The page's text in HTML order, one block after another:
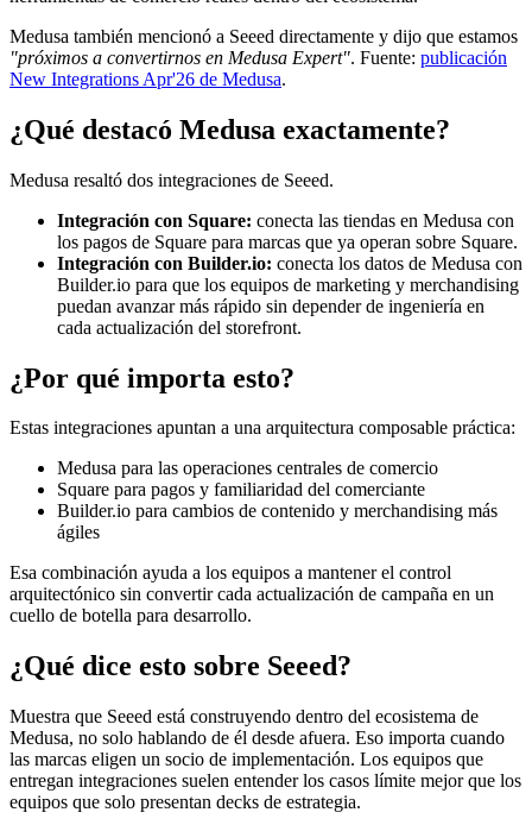
Medusa también mencionó a Seeed directamente y dijo que estamos
"próximos a convertirnos en Medusa Expert". Fuente: publicación
New Integrations Apr'26 de Medusa.
¿Qué destacó Medusa exactamente?
Medusa resaltó dos integraciones de Seeed.
Integración con Square: conecta las tiendas en Medusa con
los pagos de Square para marcas que ya operan sobre Square.
Integración con Builder.io: conecta los datos de Medusa con
Builder.io para que los equipos de marketing y merchandising
puedan avanzar más rápido sin depender de ingeniería en
cada actualización del storefront.
¿Por qué importa esto?
Estas integraciones apuntan a una arquitectura composable práctica:
Medusa para las operaciones centrales de comercio
Square para pagos y familiaridad del comerciante
Builder.io para cambios de contenido y merchandising más
ágiles
Esa combinación ayuda a los equipos a mantener el control
arquitectónico sin convertir cada actualización de campaña en un
cuello de botella para desarrollo.
¿Qué dice esto sobre Seeed?
Muestra que Seeed está construyendo dentro del ecosistema de
Medusa, no solo hablando de él desde afuera. Eso importa cuando
las marcas eligen un socio de implementación. Los equipos que
entregan integraciones suelen entender los casos límite mejor que los
equipos que solo presentan decks de estrategia.